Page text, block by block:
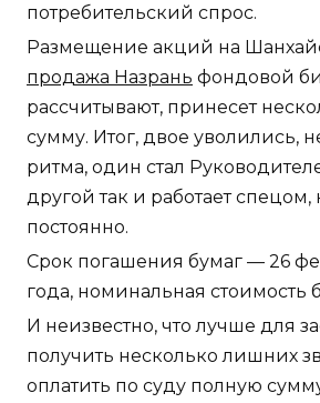
потребительский спрос.
Размещение акций на
продажа Назрань фондовой
рассчитывают, принесет
сумму. Итог, двое уволились,
ритма, один стал
другой так и работает спецом,
постоянно.
Срок погашения бумаг — 26
года, номинальная стоимость
И неизвестно, что лучше для
получить несколько лишних
оплатить по суду полную